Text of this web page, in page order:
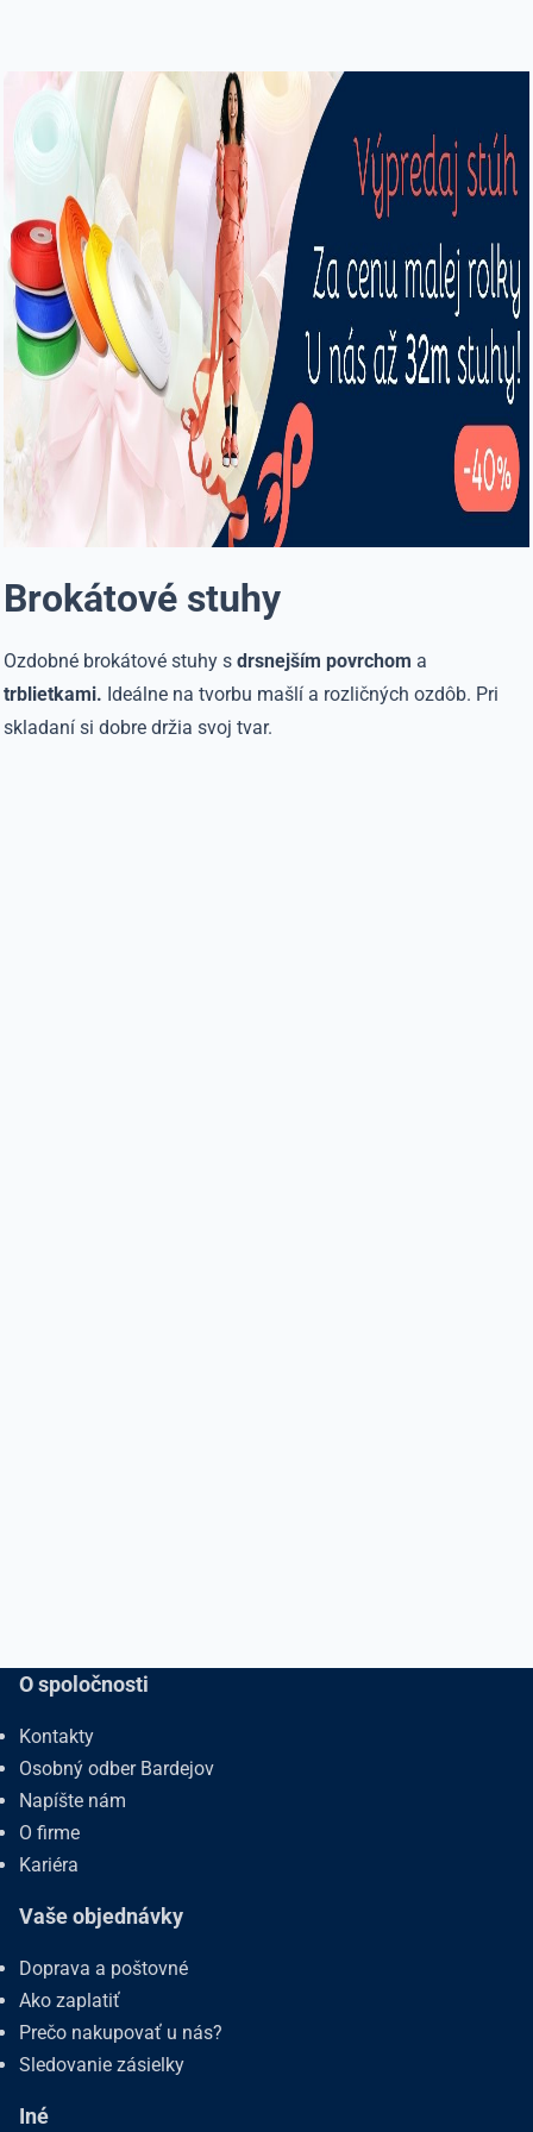
Brokátové stuhy
Ozdobné brokátové stuhy sdrsnejším povrchom a
trblietkami. Ideálne na tvorbu mašlí a rozličných ozdôb. Pri
skladaní si dobre držia svoj tvar.
O spoločnosti
Kontakty
Osobný odber Bardejov
Napíšte nám
O firme
Kariéra
Vaše objednávky
Doprava a poštovné
Ako zaplatiť
Prečo nakupovať u nás?
Sledovanie zásielky
Iné